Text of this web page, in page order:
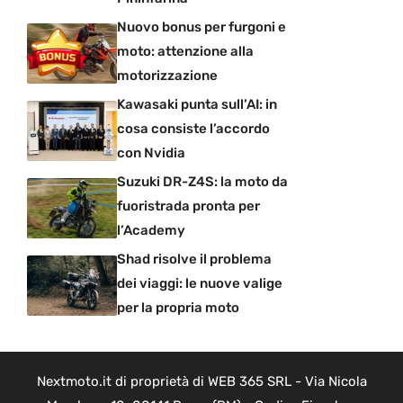
Nuovo bonus per furgoni e
moto: attenzione alla
motorizzazione
Kawasaki punta sull’AI: in
cosa consiste l’accordo
con Nvidia
Suzuki DR-Z4S: la moto da
fuoristrada pronta per
l’Academy
Shad risolve il problema
dei viaggi: le nuove valige
per la propria moto
Nextmoto.it di proprietà di WEB 365 SRL - Via Nicola